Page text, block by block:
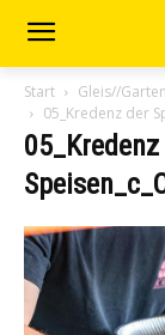
Start
Gleis//
05_Kredenz der